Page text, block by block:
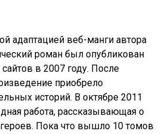
адаптацией веб-манги автора
роман был опубликован
в 2007 году. После
приобрело
историй. В октябре 2011
работа, рассказывающая о
Пока что вышло 10 томов